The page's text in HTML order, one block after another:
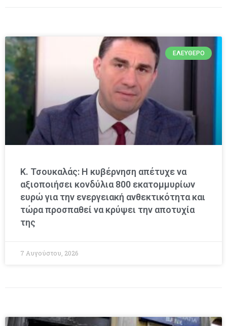
ΕΛΕΎΘΕΡΟ
Κ. Τσουκαλάς: Η κυβέρνηση απέτυχε να
αξιοποιήσει κονδύλια 800 εκατομμυρίων
ευρώ για την ενεργειακή ανθεκτικότητα και
τώρα προσπαθεί να κρύψει την αποτυχία
της
7 Αυγούστου, 2026